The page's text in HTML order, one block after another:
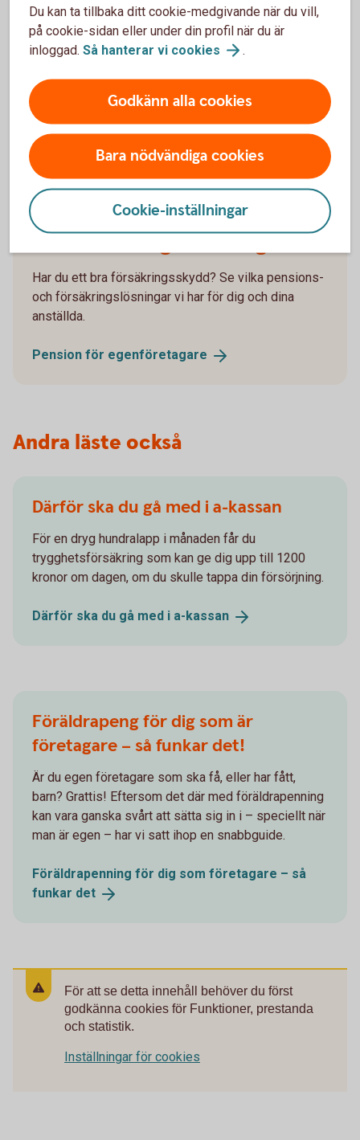
Har jag råd att gå i pension?
Tillsammans gör vi ditt företagande tryggare.
Prata tjänstepension medoss
Pension för egenföretagare
Har du ett bra försäkringsskydd? Se vilka pensions-
och försäkringslösningar vi har för dig och dina
anställda.
Pension för egenföretagare
Andra läste också
Därför ska du gå med i a-kassan
För en dryg hundralapp i månaden får du
trygghetsförsäkring som kan ge dig upp till 1200
kronor om dagen, om du skulle tappa din försörjning.
Därför ska du gå med i a-kassan
Föräldrapeng för dig som är
företagare – så funkar det!
Är du egen företagare som ska få, eller har fått,
barn? Grattis! Eftersom det där med föräldrapenning
kan vara ganska svårt att sätta sig in i – speciellt när
man är egen – har vi satt ihop en snabbguide.
Föräldrapenning för dig som företagare – så
funkar det
För att se detta innehåll behöver du först
godkänna cookies för Funktioner, prestanda
och statistik.
Inställningar för cookies
Du kan ta tillbaka ditt cookie-medgivande när du vill,
på cookie-sidan eller under din profil när du är
inloggad. Så hanterar vi cookies .
Godkänn alla cookies
Bara nödvändiga cookies
Cookie-inställningar